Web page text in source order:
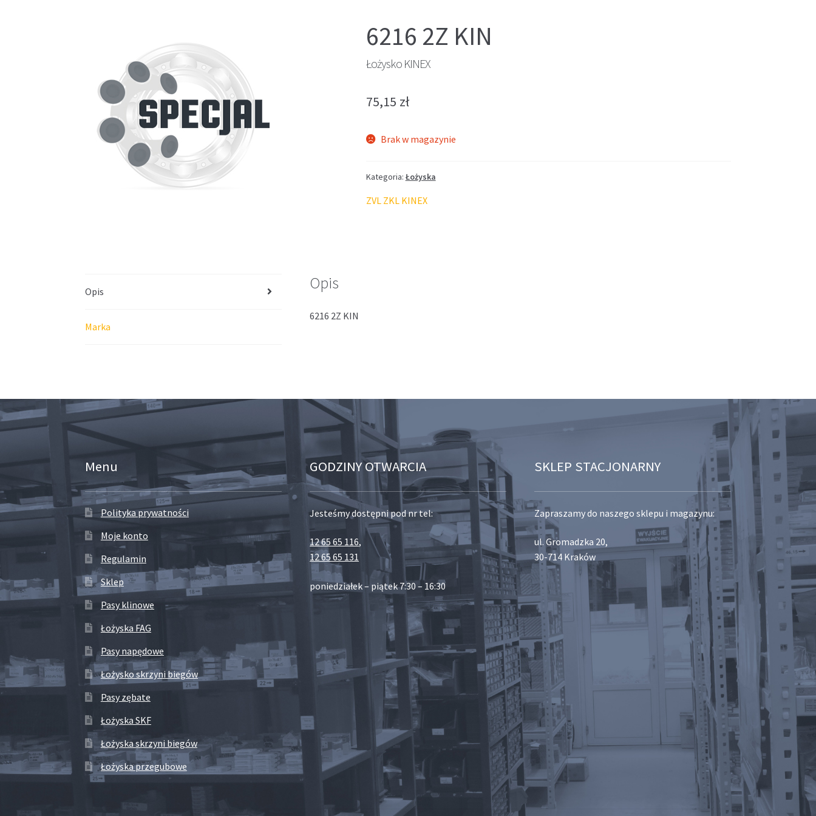
6216 2Z KIN
Łożysko KINEX
75,15 zł
Brak w magazynie
Kategoria: Łożyska
ZVL ZKL KINEX
Opis
Marka
Opis
6216 2Z KIN
Menu
Polityka prywatności
Moje konto
Regulamin
Sklep
Pasy klinowe
Łożyska FAG
Pasy napędowe
Łożysko skrzyni biegów
Pasy zębate
Łożyska SKF
Łożyska skrzyni biegów
Łożyska przegubowe
GODZINY OTWARCIA
Jesteśmy dostępni pod nr tel:
12 65 65 116,
12 65 65 131
poniedziałek – piątek 7:30 – 16:30
SKLEP STACJONARNY
Zapraszamy do naszego sklepu i magazynu:
ul. Gromadzka 20,
30-714 Kraków